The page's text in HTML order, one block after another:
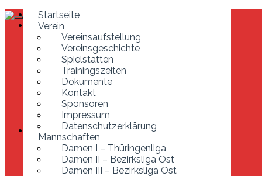
Startseite
Verein
Vereinsaufstellung
Vereinsgeschichte
Spielstätten
Trainingszeiten
Dokumente
Kontakt
Sponsoren
Impressum
Datenschutzerklärung
Mannschaften
Damen I – Thüringenliga
Damen II – Bezirksliga Ost
Damen III – Bezirksliga Ost
Startseite
Verein
Vereinsaufstellung
Vereinsgeschichte
Spielstätten
Trainingszeiten
Dokumente
Kontakt
Sponsoren
Impressum
Datenschutzerklärung
Mannschaften
Damen I – Thüringenliga
Damen II – Bezirksliga Ost
Damen III – Bezirksliga Ost
Herren I – Thüringenliga